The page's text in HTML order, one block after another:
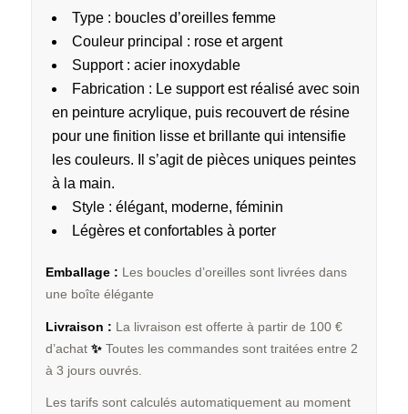
Type : boucles d’oreilles femme
Couleur principal : rose et argent
Support : acier inoxydable
Fabrication : Le support est réalisé avec soin
en peinture acrylique, puis recouvert de résine
pour une finition lisse et brillante qui intensifie
les couleurs. Il s’agit de pièces uniques peintes
à la main.
Style : élégant, moderne, féminin
Légères et confortables à porter
Emballage : Les boucles d’oreilles sont livrées dans
une boîte élégante
Livraison : La livraison est offerte à partir de 100 €
d’achat ✨Toutes les commandes sont traitées entre 2
à 3 jours ouvrés.
Les tarifs sont calculés automatiquement au moment